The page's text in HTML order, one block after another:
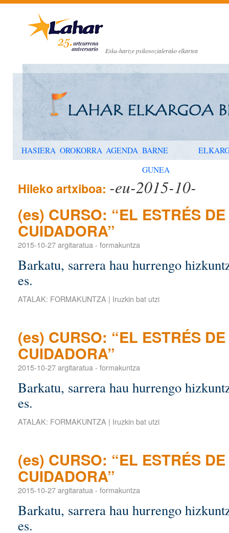
Esku-hartze psikosozialerako elkartea
HASIERA OROKORRA AGENDA BARNE
GUNEA
Hileko artxiboa: -eu-2015-10-
(es) CURSO: “EL ESTRÉS
CUIDADORA”
2015-10-27argitaratua - formakuntza
Barkatu, sarrera hau hurrengo
es.
ATALAK: FORMAKUNTZA | Iruzkin bat utzi
(es) CURSO: “EL ESTRÉS
CUIDADORA”
2015-10-27argitaratua - formakuntza
Barkatu, sarrera hau hurrengo
es.
ATALAK: FORMAKUNTZA | Iruzkin bat utzi
(es) CURSO: “EL ESTRÉS
CUIDADORA”
2015-10-27argitaratua - formakuntza
Barkatu, sarrera hau hurrengo
es.